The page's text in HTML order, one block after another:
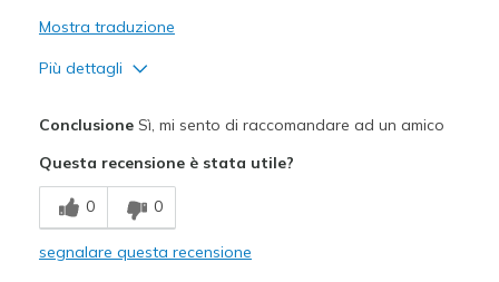
Mostra traduzione
Più dettagli
Breathe Well
Comfortable
ConclusioneSì, mi sento di raccomandare ad un amico
Questa recensione è stata utile?
0 0
segnalare questa recensione